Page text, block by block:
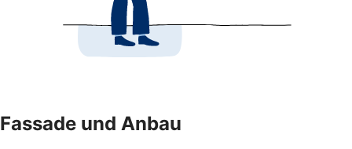
Fassade und Anbau